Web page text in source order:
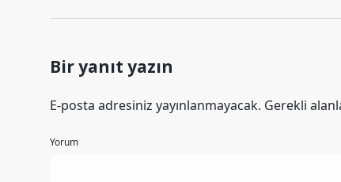
Bir yanıt yazın
E-posta adresiniz yayınlanmayacak. Gerekli
Yorum